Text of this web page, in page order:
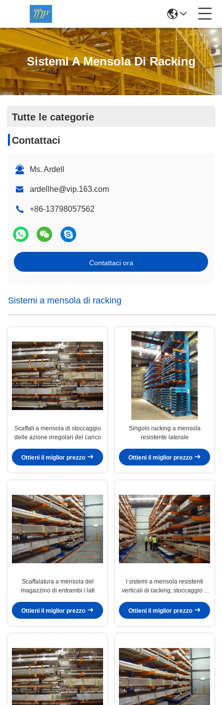
Sistemi A Mensola Di Racking
Tutte le categorie
Contattaci
Ms. Ardell
ardellhe@vip.163.com
+86-13798057562
Contattaci ora
Sistemi a mensola di racking
Scaffali a mensola di stoccaggio
delle azione irregolari del carico
Ottieni il miglior prezzo
Singolo racking a mensola
resistente laterale
Ottieni il miglior prezzo
Scaffalatura a mensola del
magazzino di entrambi i lati
Ottieni il miglior prezzo
I sistemi a mensola resistenti
verticali di racking, stoccaggio a
Ottieni il miglior prezzo